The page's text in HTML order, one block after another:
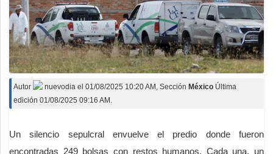
Autor nuevodia el 01/08/2025 10:20 AM , Sección México Última
edición 01/08/2025 09:16 AM.
Un silencio sepulcral envuelve el predio donde fueron
encontradas 249 bolsas con restos humanos. Cada una, un